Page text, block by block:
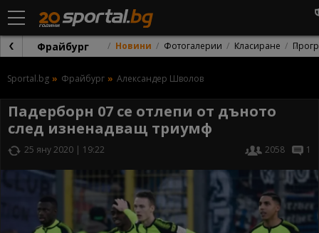
Фрайбург Новини Фотогалерии Класиране
Sportal.bg Фрайбург Александер Шволов
Падерборн 07 се отлепи от дъното
след изненадващ триумф
25 яну 2020 | 19:22 2058 1